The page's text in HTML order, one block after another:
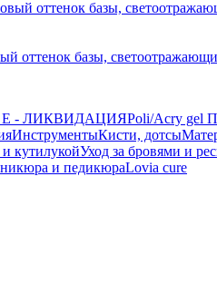
оттенок базы,
- ЛИКВИДАЦИЯPoli/Acry gel
ИнструментыКисти, дотсы
кутилукойУход за бровями и
и педикюраLovia cure